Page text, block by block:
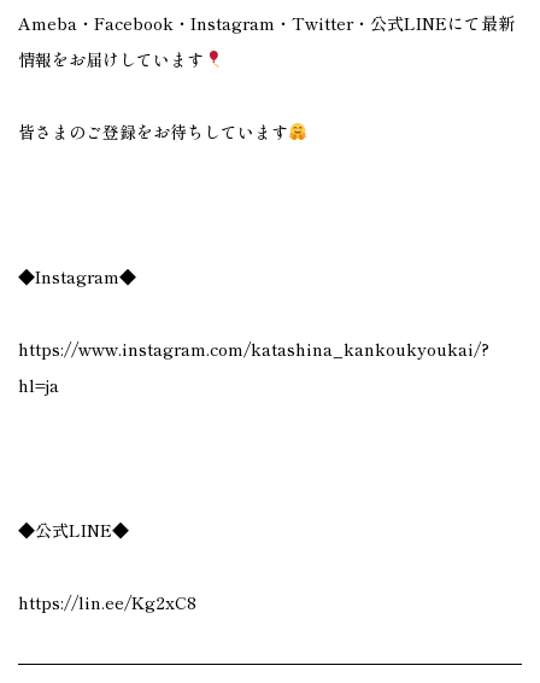
Ameba・Facebook・Instagram・Twitter・公式LINEにて最新
情報をお届けしています
皆さまのご登録をお待ちしています
◆Instagram◆
https://www.instagram.com/katashina_kankoukyoukai/?
hl=ja
◆公式LINE◆
https://lin.ee/Kg2xC8